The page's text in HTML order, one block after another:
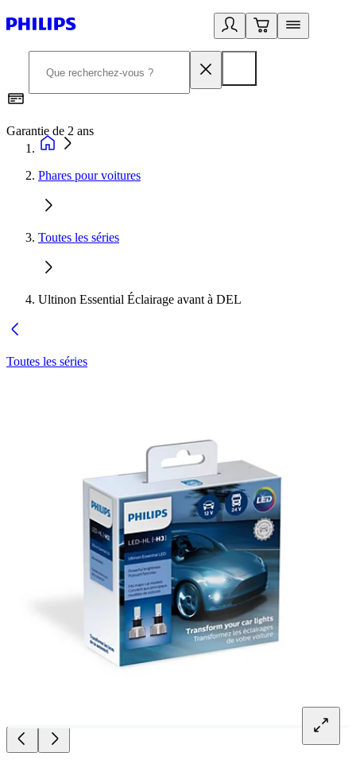
Garantie de 2 ans
Phares pour voitures
Toutes les séries
Ultinon Essential Éclairage avant à DEL
Toutes les séries